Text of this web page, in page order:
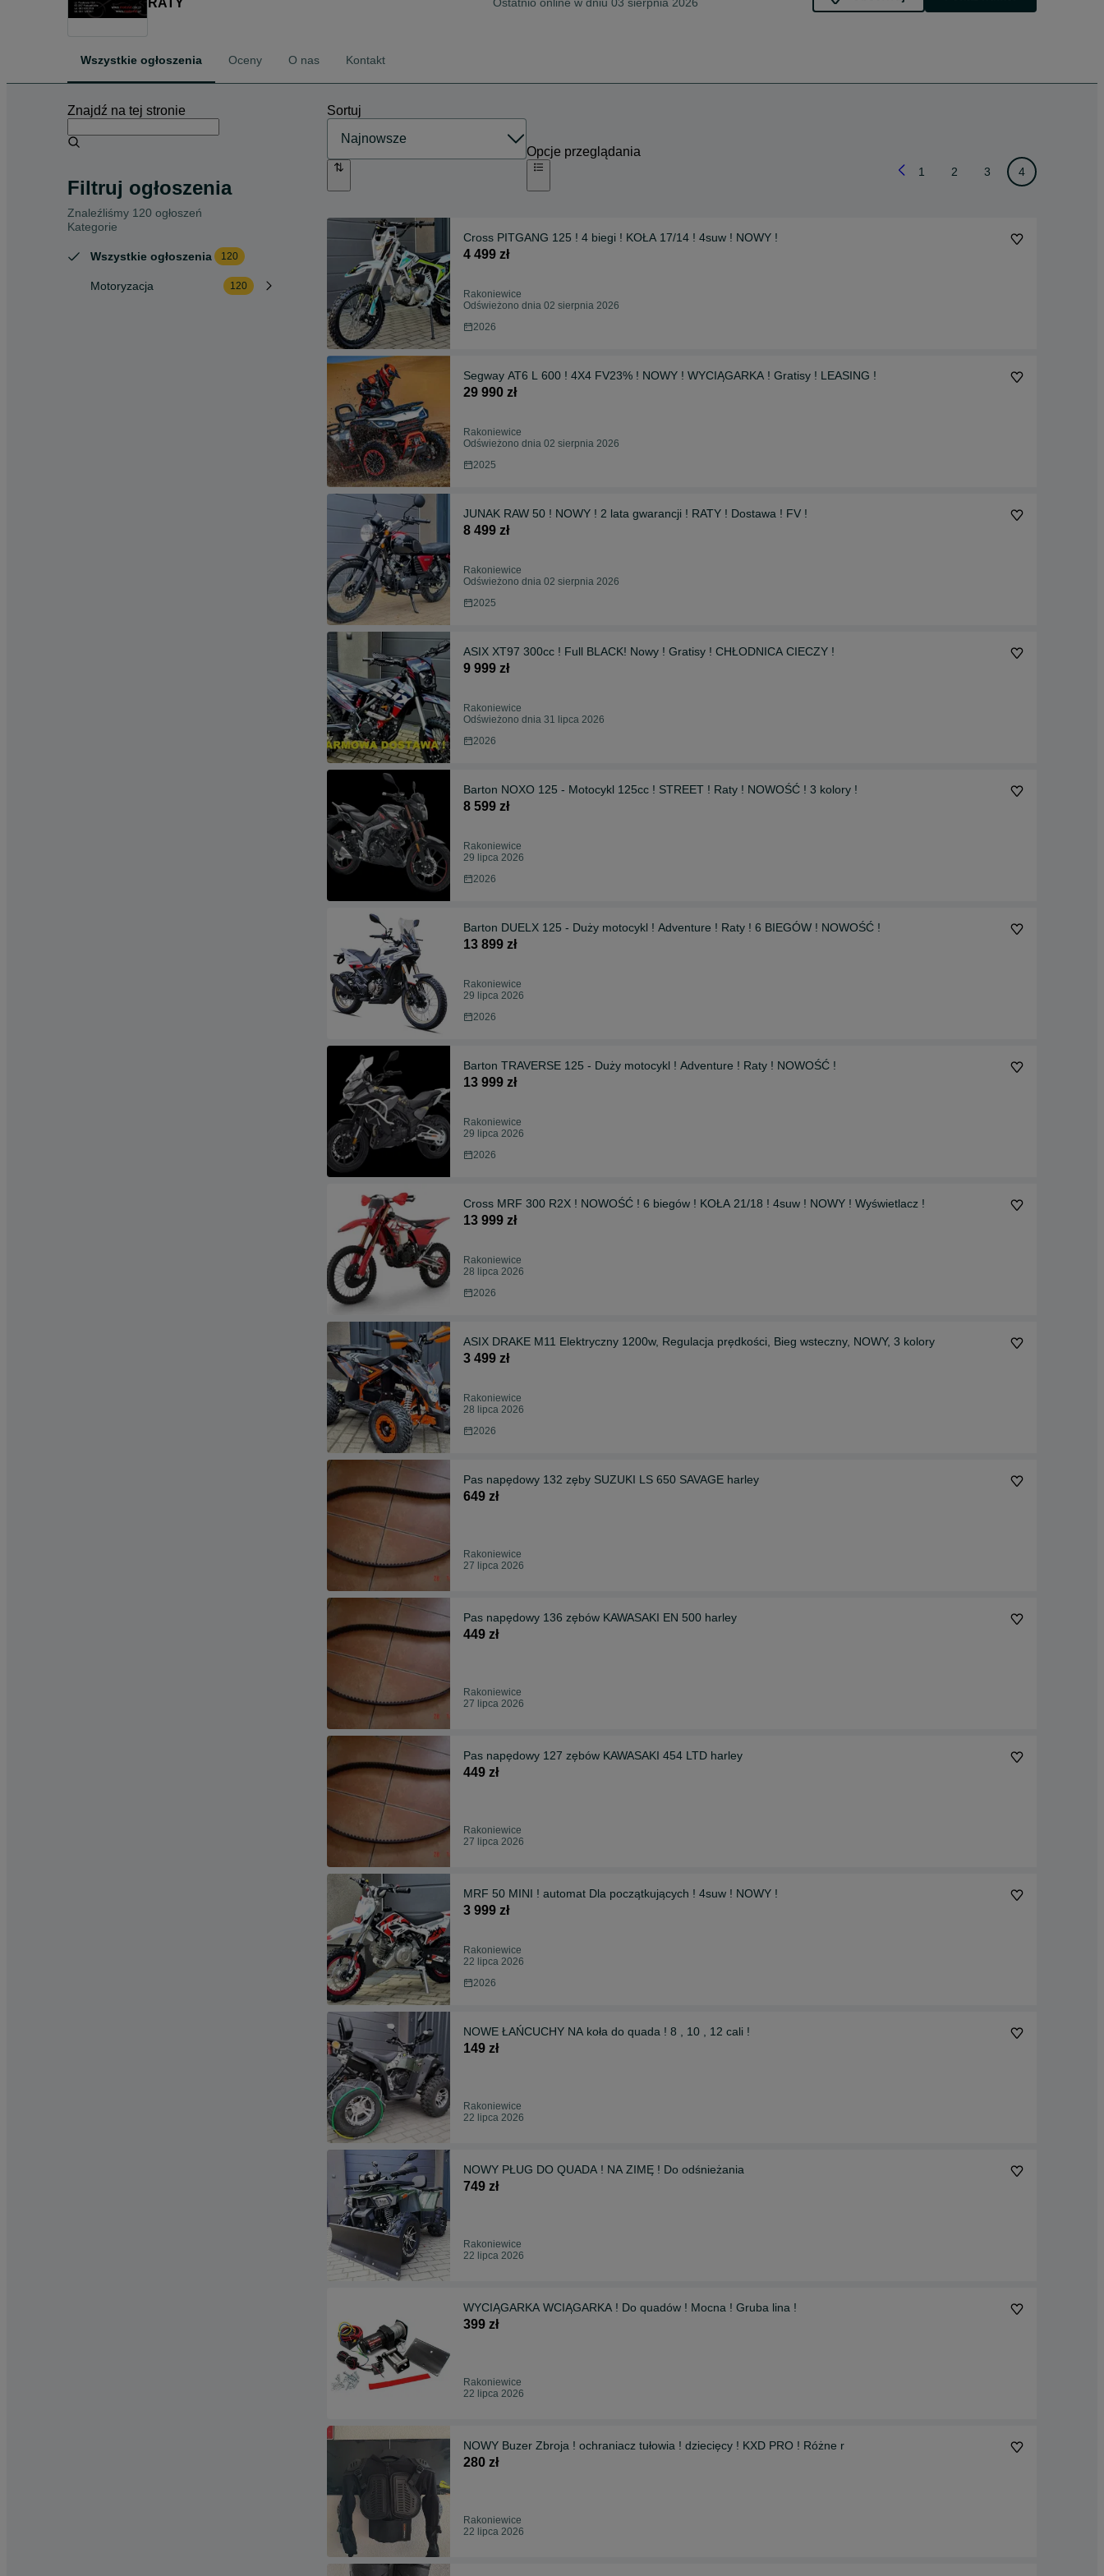
RATY
Wszystkie ogłoszenia Oceny O nas Kontakt
Znajdź na tej stronie
Filtruj ogłoszenia
Znaleźliśmy 120 ogłoszeń
Kategorie
Wszystkie ogłoszenia 120
Motoryzacja 120
Sortuj
Opcje przeglądania
1 2 3 4
Cross PITGANG 125 ! 4 biegi ! KOŁA 17/14 ! 4suw ! NOWY !
4 499 zł
Rakoniewice
Odświeżono dnia 02 sierpnia 2026
2026
Segway AT6 L 600 ! 4X4 FV23% ! NOWY ! WYCIĄGARKA ! Gratisy ! LEASING !
29 990 zł
Rakoniewice
Odświeżono dnia 02 sierpnia 2026
2025
JUNAK RAW 50 ! NOWY ! 2 lata gwarancji ! RATY ! Dostawa ! FV !
8 499 zł
Rakoniewice
Odświeżono dnia 02 sierpnia 2026
2025
ASIX XT97 300cc ! Full BLACK! Nowy ! Gratisy ! CHŁODNICA CIECZY !
9 999 zł
Rakoniewice
Odświeżono dnia 31 lipca 2026
2026
Barton NOXO 125 - Motocykl 125cc ! STREET ! Raty ! NOWOŚĆ ! 3 kolory !
8 599 zł
Rakoniewice
29 lipca 2026
2026
Barton DUELX 125 - Duży motocykl ! Adventure ! Raty ! 6 BIEGÓW ! NOWOŚĆ !
13 899 zł
Rakoniewice
29 lipca 2026
2026
Barton TRAVERSE 125 - Duży motocykl ! Adventure ! Raty ! NOWOŚĆ !
13 999 zł
Rakoniewice
29 lipca 2026
2026
Cross MRF 300 R2X ! NOWOŚĆ ! 6 biegów ! KOŁA 21/18 ! 4suw ! NOWY ! Wyświetlacz !
13 999 zł
Rakoniewice
28 lipca 2026
2026
ASIX DRAKE M11 Elektryczny 1200w, Regulacja prędkości, Bieg wsteczny, NOWY, 3 kolory
3 499 zł
Rakoniewice
28 lipca 2026
2026
Pas napędowy 132 zęby SUZUKI LS 650 SAVAGE harley
649 zł
Rakoniewice
27 lipca 2026
Pas napędowy 136 zębów KAWASAKI EN 500 harley
449 zł
Rakoniewice
27 lipca 2026
Pas napędowy 127 zębów KAWASAKI 454 LTD harley
449 zł
Rakoniewice
27 lipca 2026
MRF 50 MINI ! automat Dla początkujących ! 4suw ! NOWY !
3 999 zł
Rakoniewice
22 lipca 2026
2026
NOWE ŁAŃCUCHY NA koła do quada ! 8 , 10 , 12 cali !
149 zł
Rakoniewice
22 lipca 2026
NOWY PŁUG DO QUADA ! NA ZIMĘ ! Do odśnieżania
749 zł
Rakoniewice
22 lipca 2026
WYCIĄGARKA WCIĄGARKA ! Do quadów ! Mocna ! Gruba lina !
399 zł
Rakoniewice
22 lipca 2026
NOWY Buzer Zbroja ! ochraniacz tułowia ! dziecięcy ! KXD PRO ! Różne r
280 zł
Rakoniewice
22 lipca 2026